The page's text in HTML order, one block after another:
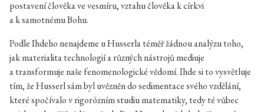
postavení člověka ve vesmíru, vztahu člověka k církvi
a k samotnému Bohu.
Podle Ihdeho nenajdeme u Husserla téměř žádnou analýzu toho,
jak materialita technologií a různých nástrojů mediuje
a transformuje naše fenomenologické vědomí. Ihde si to vysvětluje
tím, že Husserl sám byl uvězněn do sedimentace svého vzdělání,
které spočívalo v rigorózním studiu matematiky, tedy té vůbec